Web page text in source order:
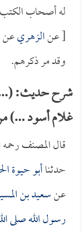
له أصحاب
[ عنالزهريعن
وقد مر ذكرهم.
شرح حديث: (...
غلام أسود ...)
قال المصنف رحمه
حدثناأبو حيوة
عنسعيد بن
رسول الله صلى